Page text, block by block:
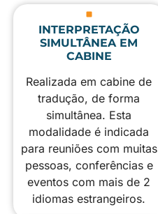
INTERPRETAÇÃO
SIMULTÂNEA EM
CABINE
Realizada em cabine de
tradução, de forma
simultânea. Esta
modalidade é indicada
para reuniões com muitas
pessoas, conferências e
eventos com mais de 2
idiomas estrangeiros.